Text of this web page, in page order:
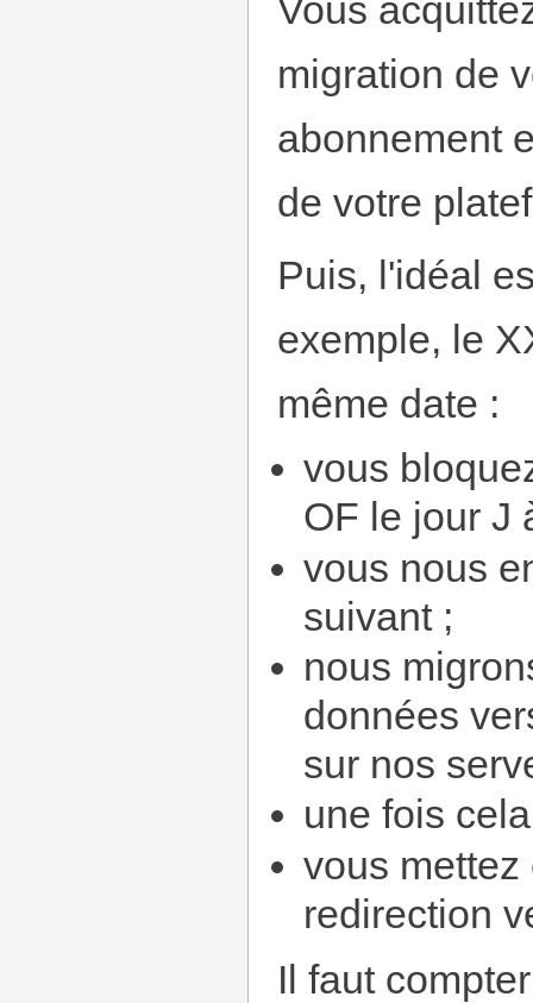
Vous
migration de
abonnement
de votre
Puis, l'idéal
exemple, le
même date :
vous
OF le jour J
vous nous
suivant ;
nous
données
sur nos
une fois
vous
redirection
Il faut